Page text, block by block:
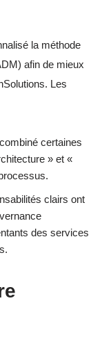
la méthode
afin de mieux
Les
certaines
» et «
clairs ont
des services